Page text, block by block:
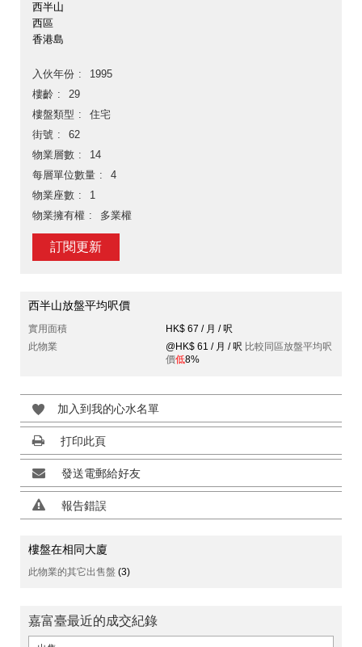
西半山
西區
香港島
入伙年份
1995
樓齡
29
樓盤類型
住宅
街號
62
物業層數
14
每層單位數量
4
物業座數
1
物業擁有權
多業權
訂閱更新
西半山放盤平均呎價
實用面積
HK$ 67 / 月 / 呎
此物業
@HK$ 61 / 月 / 呎 比較同區放盤平均呎
價低8%
加入到我的心水名單
打印此頁
發送電郵給好友
報告錯誤
樓盤在相同大廈
此物業的其它出售盤 (3)
嘉富臺最近的成交紀錄